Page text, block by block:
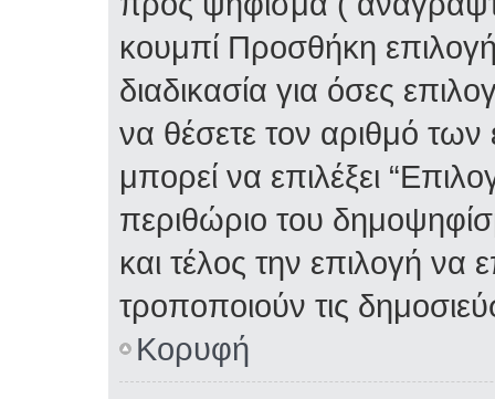
κουμπί Προσθήκη
διαδικασία για όσες
να θέσετε τον αριθμό
μπορεί να επιλέξει
περιθώριο του
και τέλος την επιλογή να
τροποποιούν τις
Κορυφή